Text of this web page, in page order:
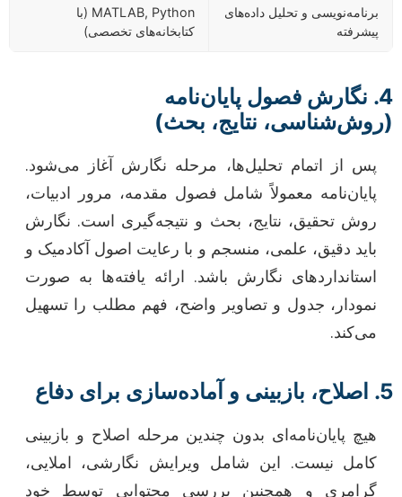
برنامه‌نویسی و تحلیل داده‌های
پیشرفته
MATLAB, Python (با
کتابخانه‌های تخصصی)
4. نگارش فصول پایان‌نامه
(روش‌شناسی، نتایج، بحث)
پس از اتمام تحلیل‌ها، مرحله نگارش آغاز می‌شود.
پایان‌نامه معمولاً شامل فصول مقدمه، مرور ادبیات،
روش تحقیق، نتایج، بحث و نتیجه‌گیری است. نگارش
باید دقیق، علمی، منسجم و با رعایت اصول آکادمیک و
استانداردهای نگارش باشد. ارائه یافته‌ها به صورت
نمودار، جدول و تصاویر واضح، فهم مطلب را تسهیل
می‌کند.
5. اصلاح، بازبینی و آماده‌سازی برای دفاع
هیچ پایان‌نامه‌ای بدون چندین مرحله اصلاح و بازبینی
کامل نیست. این شامل ویرایش نگارشی، املایی،
گرامری و همچنین بررسی محتوایی توسط خود